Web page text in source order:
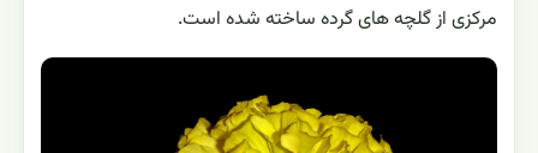
مرکزی از گلچه های گرده ساخته شده است.